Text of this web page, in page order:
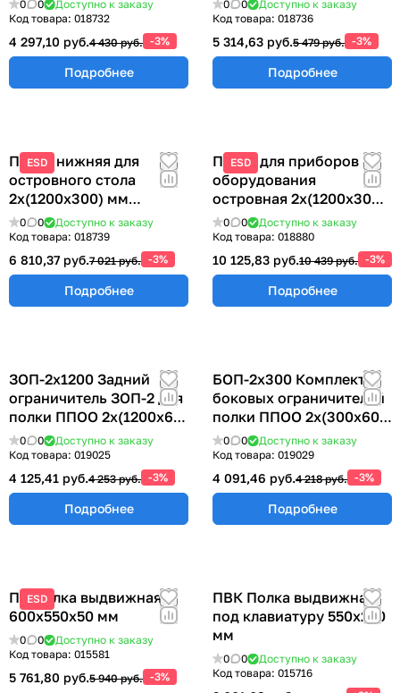
0 0
Доступно к заказу
Код товара: 018732
4 297,10 руб.4 430 руб. -3%
Подробнее
0 0
Доступно к заказу
Код товара: 018736
5 314,63 руб.5 479 руб. -3%
Подробнее
ESD
Полка нижняя для
островного стола
2х(1200х300) мм
ПНО-1200
0 0
Доступно к заказу
Код товара: 018739
6 810,37 руб.7 021 руб. -3%
Подробнее
ESD
Полка для приборов и
оборудования
островная 2х(1200х300)
мм ППОО-1200
0 0
Доступно к заказу
Код товара: 018880
10 125,83 руб.10 439 руб. -3%
Подробнее
ЗОП-2х1200 Задний
ограничитель ЗОП-2 для
полки ППОО 2х(1200х60)
мм
0 0
Доступно к заказу
Код товара: 019025
4 125,41 руб.4 253 руб. -3%
Подробнее
БОП-2х300 Комплект
боковых ограничителей
полки ППОО 2х(300х60)
мм
0 0
Доступно к заказу
Код товара: 019029
4 091,46 руб.4 218 руб. -3%
Подробнее
ESD
ПВ Полка выдвижная
600х550х50 мм
0 0
Доступно к заказу
Код товара: 015581
5 761,80 руб.5 940 руб. -3%
ПВК Полка выдвижная
под клавиатуру 550х250
мм
0 0
Доступно к заказу
Код товара: 015716